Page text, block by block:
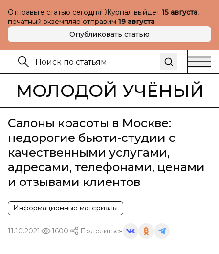
Отправьте статью сегодня! Журнал выйдет 15 августа,
печатный экземпляр отправим 19 августа
Опубликовать статью
МОЛОДОЙ УЧЁНЫЙ
Салоны красоты в Москве:
недорогие бьюти-студии с
качественными услугами,
адресами, телефонами, ценами
и отзывами клиентов
Информационные материалы
11.10.2021 1600 Поделиться